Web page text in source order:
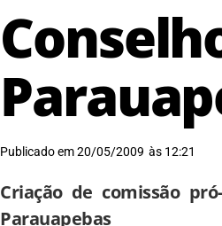
Publicado em20/05/2009 às 12:21
Criação de comissão
Parauapebas